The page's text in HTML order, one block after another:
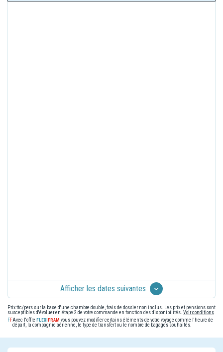
Afficher les dates suivantes
Prix ttc/pers sur la base d'une chambre double, frais de dossier non inclus. Les prix et pensions sont
susceptibles d'évoluer en étape 2 de votre commande en fonction des disponibilités. Voir conditions
Avec l'offre
vous pouvez modifier certains éléments de votre voyage comme l'heure de
départ, la compagnie aérienne, le type de transfert ou le nombre de bagages souhaités.